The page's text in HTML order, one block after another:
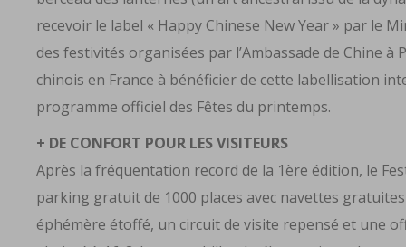
recevoir le label « Happy Chinese New Year » par le
des festivités organisées par l’Ambassade de Chine à
chinois en France à bénéficier de cette labellisation
programme officiel des Fêtes du printemps.
+ DE CONFORT POUR LES VISITEURS
Après la fréquentation record de la 1ère édition, le
parking gratuit de 1000 places avec navettes
éphémère étoffé, un circuit de visite repensé et une